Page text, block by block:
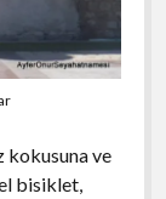
kokusuna ve
bisiklet,